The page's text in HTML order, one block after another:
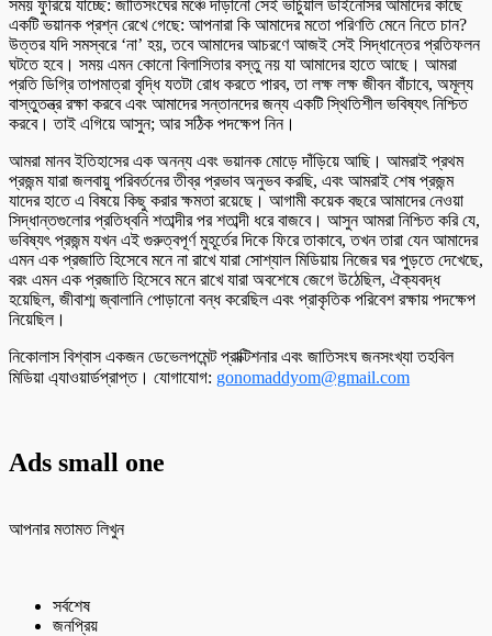
সময় ফুরিয়ে যাচ্ছে: জাতিসংঘের মঞ্চে দাঁড়ানো সেই ভার্চুয়াল ডাইনোসর আমাদের কাছে
একটি ভয়ানক প্রশ্ন রেখে গেছে: আপনারা কি আমাদের মতো পরিণতি মেনে নিতে চান?
উত্তর যদি সমস্বরে ‘না’ হয়, তবে আমাদের আচরণে আজই সেই সিদ্ধান্তের প্রতিফলন
ঘটতে হবে। সময় এমন কোনো বিলাসিতার বস্তু নয় যা আমাদের হাতে আছে। আমরা
প্রতি ডিগ্রি তাপমাত্রা বৃদ্ধি যতটা রোধ করতে পারব, তা লক্ষ লক্ষ জীবন বাঁচাবে, অমূল্য
বাস্তুতন্ত্র রক্ষা করবে এবং আমাদের সন্তানদের জন্য একটি স্থিতিশীল ভবিষ্যৎ নিশ্চিত
করবে। তাই এগিয়ে আসুন; আর সঠিক পদক্ষেপ নিন।
আমরা মানব ইতিহাসের এক অনন্য এবং ভয়ানক মোড়ে দাঁড়িয়ে আছি। আমরাই প্রথম
প্রজন্ম যারা জলবায়ু পরিবর্তনের তীব্র প্রভাব অনুভব করছি, এবং আমরাই শেষ প্রজন্ম
যাদের হাতে এ বিষয়ে কিছু করার ক্ষমতা রয়েছে। আগামী কয়েক বছরে আমাদের নেওয়া
সিদ্ধান্তগুলোর প্রতিধ্বনি শতাব্দীর পর শতাব্দী ধরে বাজবে। আসুন আমরা নিশ্চিত করি যে,
ভবিষ্যৎ প্রজন্ম যখন এই গুরুত্বপূর্ণ মুহূর্তের দিকে ফিরে তাকাবে, তখন তারা যেন আমাদের
এমন এক প্রজাতি হিসেবে মনে না রাখে যারা সোশ্যাল মিডিয়ায় নিজের ঘর পুড়তে দেখেছে,
বরং এমন এক প্রজাতি হিসেবে মনে রাখে যারা অবশেষে জেগে উঠেছিল, ঐক্যবদ্ধ
হয়েছিল, জীবাশ্ম জ্বালানি পোড়ানো বন্ধ করেছিল এবং প্রাকৃতিক পরিবেশ রক্ষায় পদক্ষেপ
নিয়েছিল।
নিকোলাস বিশ্বাস একজন ডেভেলপমেন্ট প্রাক্টিশনার এবং জাতিসংঘ জনসংখ্যা তহবিল
মিডিয়া এ্যাওয়ার্ডপ্রাপ্ত। যোগাযোগ: gonomaddyom@gmail.com
Ads small one
আপনার মতামত লিখুন
সর্বশেষ
জনপ্রিয়